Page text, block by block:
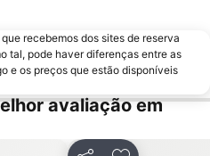
recebemos dos sites de reserva
tal, pode haver diferenças entre as
e os preços que estão disponíveis
avaliação em